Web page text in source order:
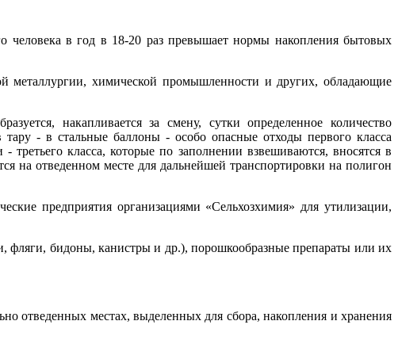
человека в год в 18-20 раз превышает нормы накопления бытовых
металлургии, химической промышленности и других, обладающие
накапливается за смену, сутки определенное количество
- в стальные баллоны - особо опасные отходы первого класса
класса, которые по заполнении взвешиваются, вносятся в
на отведенном месте для дальнейшей транспортировки на полигон
предприятия организациями «Сельхозхимия» для утилизации,
фляги, бидоны, канистры и др.), порошкообразные препараты или их
отведенных местах, выделенных для сбора, накопления и хранения